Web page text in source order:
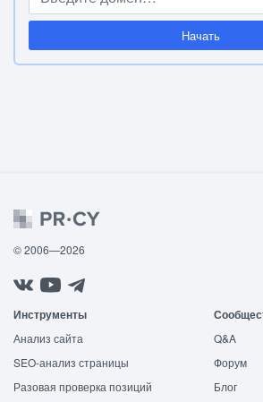
Начать
© 2006—2026
Инструменты
Анализ сайта
SEO-анализ страницы
Разовая проверка позиций
Q&A
Форум
Блог